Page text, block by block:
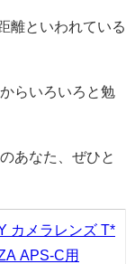
離といわれている
らいろいろと勉
あなた、ぜひと
カメラレンズ T*
APS-C用